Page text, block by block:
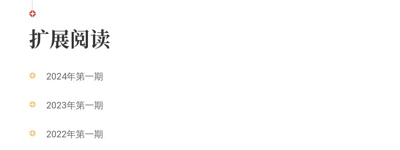
扩展阅读
2024年第一期
2023年第一期
2022年第一期